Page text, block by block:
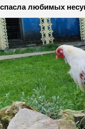
спасла любимых